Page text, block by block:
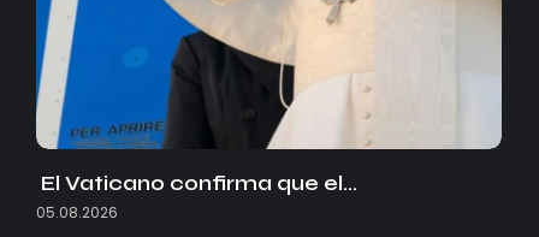
El Vaticano confirma que el…
05.08.2026